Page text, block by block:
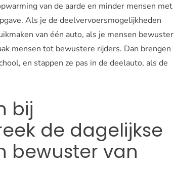
van de aarde en minder mensen met
Als je de deelvervoersmogelijkheden
van één auto, als je mensen bewuster
mensen tot bewustere rijders. Dan brengen
en stappen ze pas in de deelauto, als de
bij
de dagelijkse
bewuster van